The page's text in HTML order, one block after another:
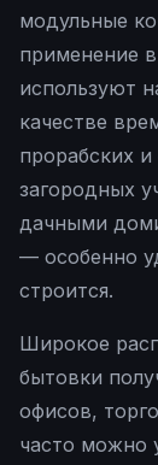
модульные
применение
используют
качестве
прорабских
загородных
дачными
— особенно
строится.
Широкое
бытовки
офисов,
часто можно